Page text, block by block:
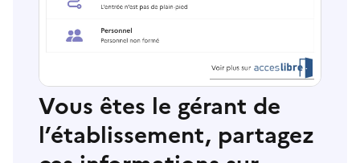
Vous êtes le gérant de
l’établissement, partagez